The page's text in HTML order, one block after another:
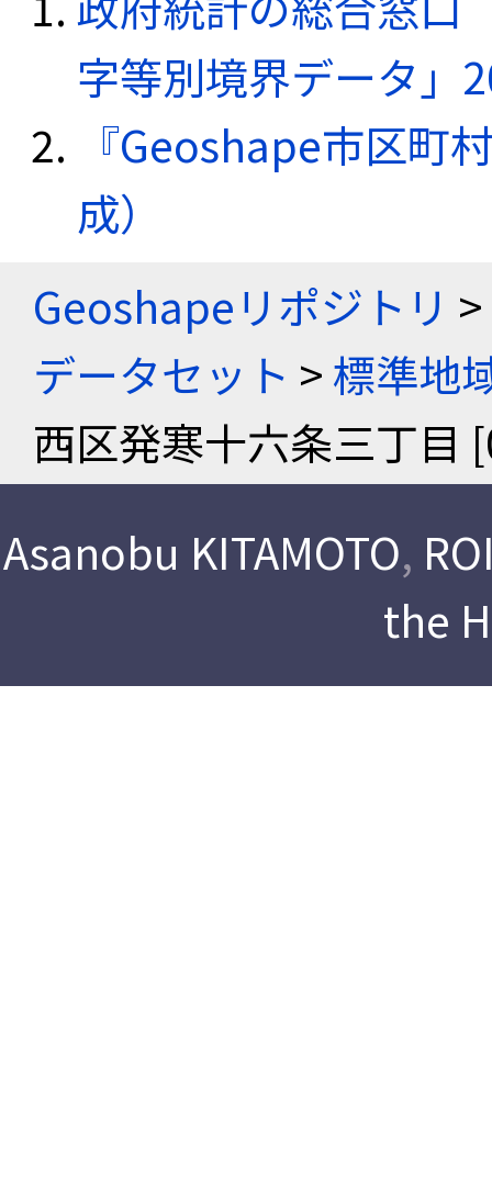
字等別境界データ」
『Geoshape市区町
成）
Geoshapeリポジトリ >
データセット >標準地
西区発寒十六条三丁目
Asanobu KITAMOTO,
the